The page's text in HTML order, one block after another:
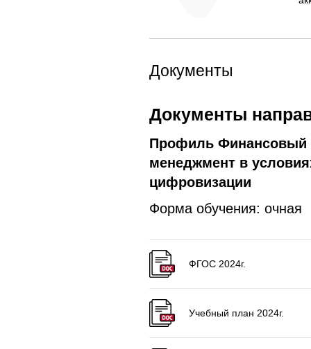
Документы
Документы
Профиль Финансовый
менеджмент в
цифровизации
Форма обучения: очная
ФГОС 2024г.
Учебный план 2024г.